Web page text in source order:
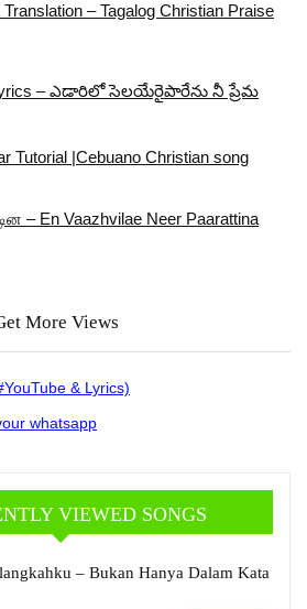
– Tagalog Christian Praise
lyrics – ఎడారిలో సెలయేరైపారేను నీ ప్రేమ
Tutorial |Cebuano Christian song
– En Vaazhvilae Neer Paarattina
More Views
& Lyrics)
whatsapp
VIEWED SONGS
– Bukan Hanya Dalam Kata